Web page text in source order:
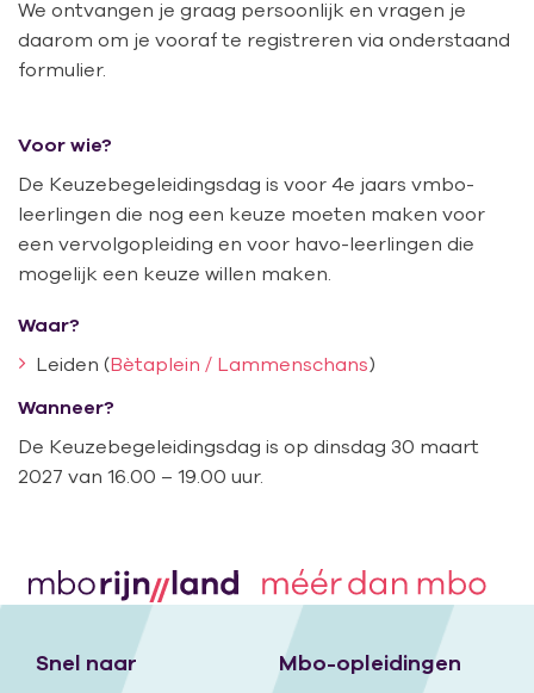
We ontvangen je graag persoonlijk en vragen je
daarom om je vooraf te registreren via onderstaand
formulier.
Voor wie?
De Keuzebegeleidingsdag is voor 4e jaars vmbo-
leerlingen die nog een keuze moeten maken voor
een vervolgopleiding en voor havo-leerlingen die
mogelijk een keuze willen maken.
Waar?
Leiden (Bètaplein / Lammenschans)
Wanneer?
De Keuzebegeleidingsdag is op dinsdag 30 maart
2027 van 16.00 – 19.00 uur.
Snel naar Mbo-opleidingen